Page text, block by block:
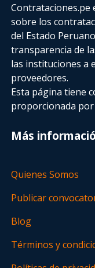
sobre los
del Estado
transparencia de
las instituciones a
proveedores.
Esta página tiene
proporcionada por
Más
Quienes Somos
Publicar
Blog
Términos y